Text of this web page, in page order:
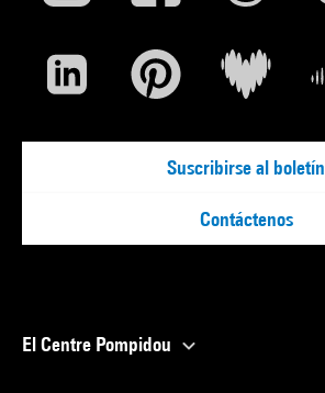
Suscribirse al boletín
Contáctenos
El Centre Pompidou